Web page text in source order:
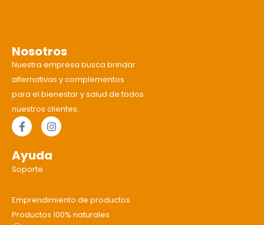
Nosotros
Nuestra empresa busca brindar
alternativas y complementos
para el bienestar y salud de todos
nuestros clientes.
Ayuda
Soporte
Emprendimiento de productos
Productos 100% naturales